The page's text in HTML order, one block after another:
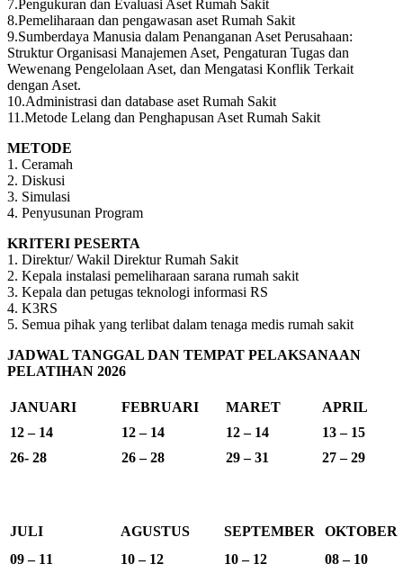
7.Pengukuran dan Evaluasi Aset Rumah Sakit
8.Pemeliharaan dan pengawasan aset Rumah Sakit
9.Sumberdaya Manusia dalam Penanganan Aset Perusahaan:
Struktur Organisasi Manajemen Aset, Pengaturan Tugas dan
Wewenang Pengelolaan Aset, dan Mengatasi Konflik Terkait
dengan Aset.
10.Administrasi dan database aset Rumah Sakit
11.Metode Lelang dan Penghapusan Aset Rumah Sakit
METODE
1. Ceramah
2. Diskusi
3. Simulasi
4. Penyusunan Program
KRITERI PESERTA
1. Direktur/ Wakil Direktur Rumah Sakit
2. Kepala instalasi pemeliharaan sarana rumah sakit
3. Kepala dan petugas teknologi informasi RS
4. K3RS
5. Semua pihak yang terlibat dalam tenaga medis rumah sakit
JADWAL TANGGAL DAN TEMPAT PELAKSANAAN
PELATIHAN 2026
JANUARI FEBRUARI MARET
APRIL
12 – 14
12 – 14 12 – 14
13 – 15
26- 28
26 – 28 29 – 31 27 – 29
JULI AGUSTUS SEPTEMBER
OKTOBER
09 – 11
10 – 12 10 – 12
08 – 10